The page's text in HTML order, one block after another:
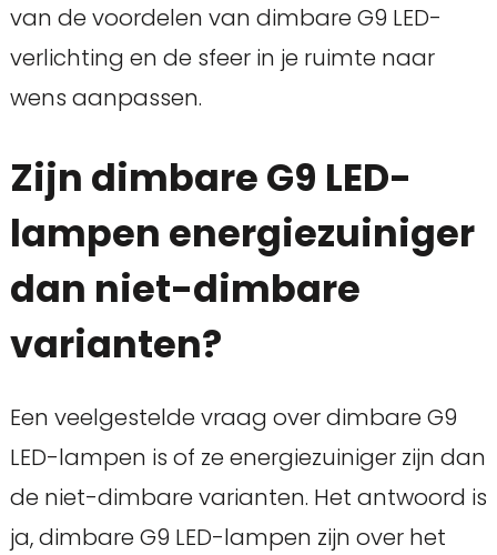
van de voordelen van dimbare G9 LED-
verlichting en de sfeer in je ruimte naar
wens aanpassen.
Zijn dimbare G9 LED-
lampen energiezuiniger
dan niet-dimbare
varianten?
Een veelgestelde vraag over dimbare G9
LED-lampen is of ze energiezuiniger zijn dan
de niet-dimbare varianten. Het antwoord is
ja, dimbare G9 LED-lampen zijn over het